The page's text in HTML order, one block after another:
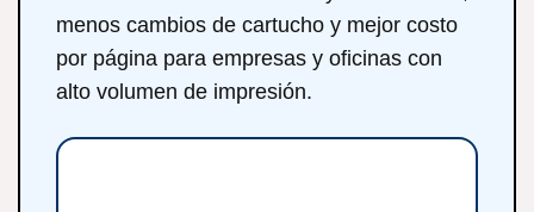
menos cambios de cartucho y mejor costo
por página para empresas y oficinas con
alto volumen de impresión.